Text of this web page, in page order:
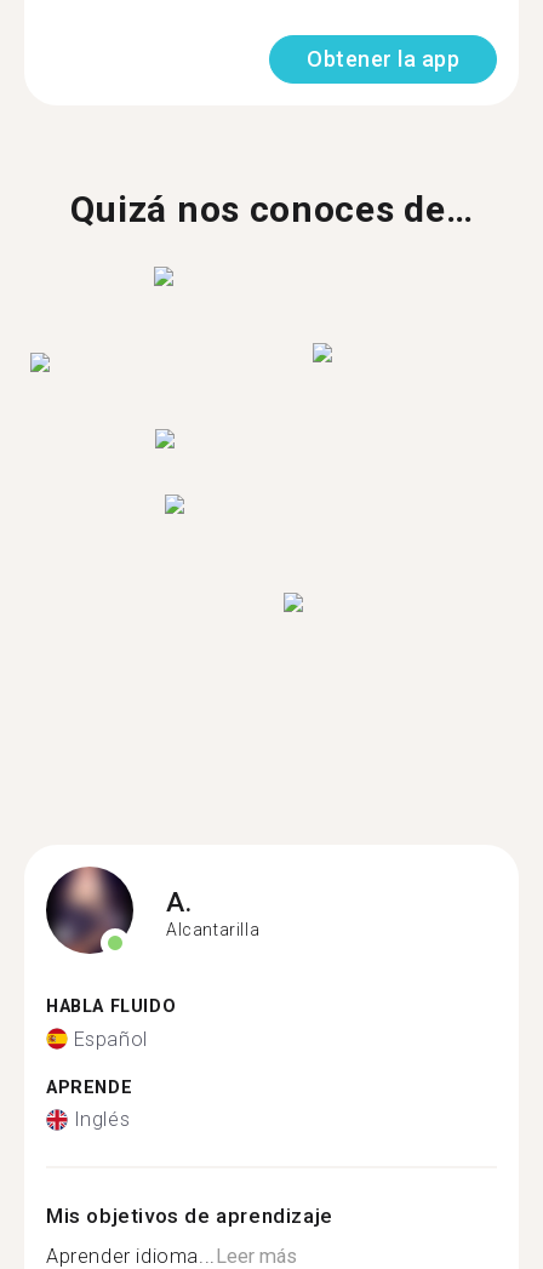
Obtener la app
Quizá nos conoces de…
A.
Alcantarilla
HABLA FLUIDO
Español
APRENDE
Inglés
Mis objetivos de aprendizaje
Aprender idioma...Leer más